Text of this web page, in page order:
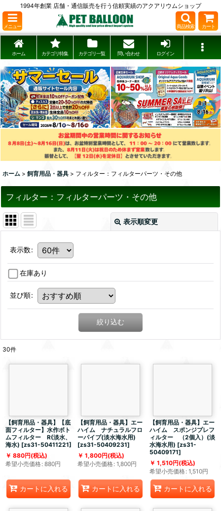
1994年創業 店舗・通信販売を行う信頼実績のアクアリウムショップ
メニュー 商品検索 カート
ホーム カテゴリ特集 カテゴリ一覧 問い合わせ ログイン
ホーム > 飼育用品・器具 > フィルター：フィルターパーツ・その他
フィルター：フィルターパーツ・その他
表示順変更
表示数:
在庫あり
並び順:
絞り込む
30件
【飼育用品・器具】【底
面フィルター】水作ボト
ムフィルター R(淡水、
海水) [zs31-50411221]
880円(税込)
希望小売価格: 880円
カートに入れる
【飼育用品・器具】エー
ハイム ナチュラルフロ
ーパイプ(淡水海水用)
[zs31-50409231]
1,800円(税込)
希望小売価格: 1,800円
カートに入れる
【飼育用品・器具】エー
ハイム スポンジプレフ
ィルター （2個入）(淡
水海水用) [zs31-
50409171]
1,510円(税込)
希望小売価格: 1,510円
カートに入れる